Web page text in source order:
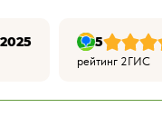
5
рейтинг 2ГИС